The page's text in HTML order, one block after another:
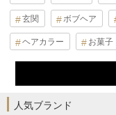
玄関 ボブヘア
ヘアカラー お菓子
人気ブランド